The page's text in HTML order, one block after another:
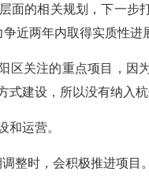
面的相关规划，下一步
近两年内取得实质性进
区关注的重点项目，因
建设，所以没有纳入杭
和运营。
整时，会积极推进项目。